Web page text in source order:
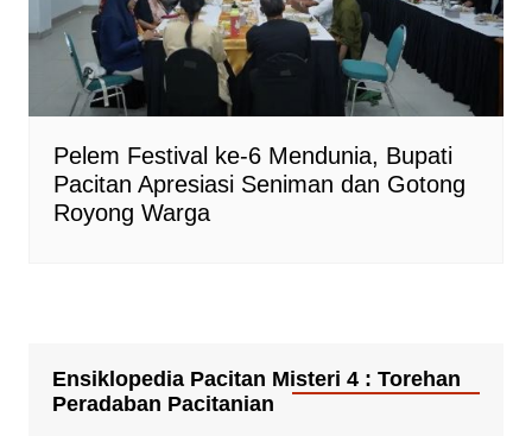
Pelem Festival ke-6 Mendunia, Bupati
Pacitan Apresiasi Seniman dan Gotong
Royong Warga
Ensiklopedia Pacitan Misteri 4 : Torehan
Peradaban Pacitanian